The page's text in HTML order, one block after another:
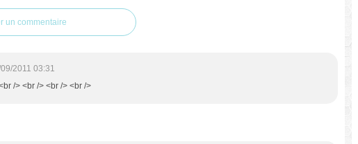
un commentaire
2011 03:31
/> <br /> <br /> <br />